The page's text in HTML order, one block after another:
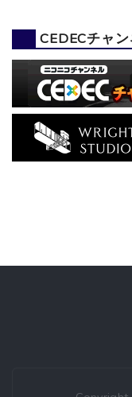
CEDECチャ